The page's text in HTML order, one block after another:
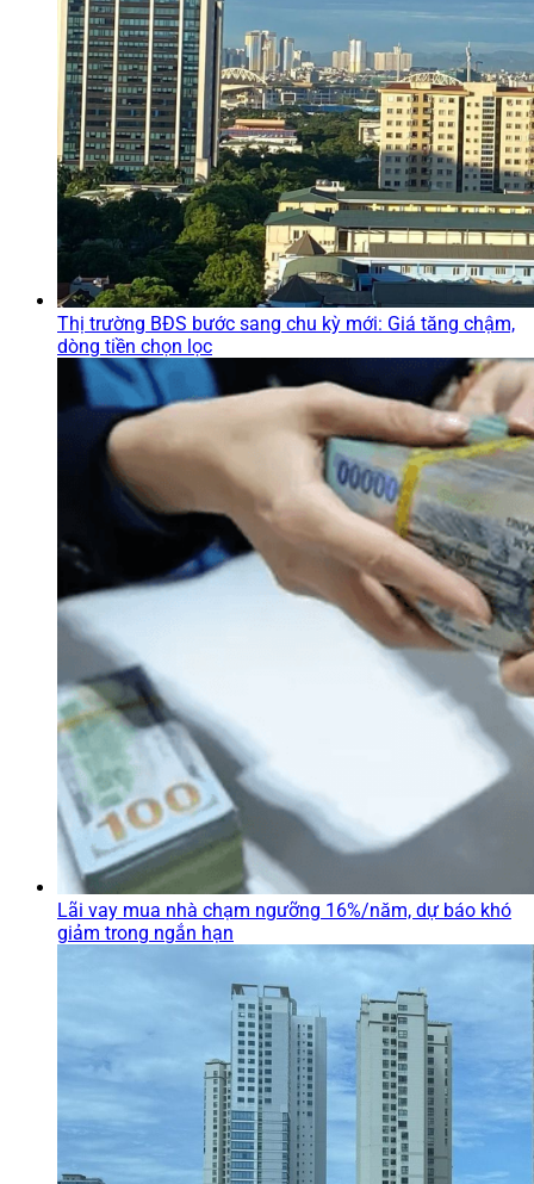
Thị trường BĐS bước sang chu kỳ mới: Giá tăng chậm,
dòng tiền chọn lọc
Lãi vay mua nhà chạm ngưỡng 16%/năm, dự báo khó
giảm trong ngắn hạn